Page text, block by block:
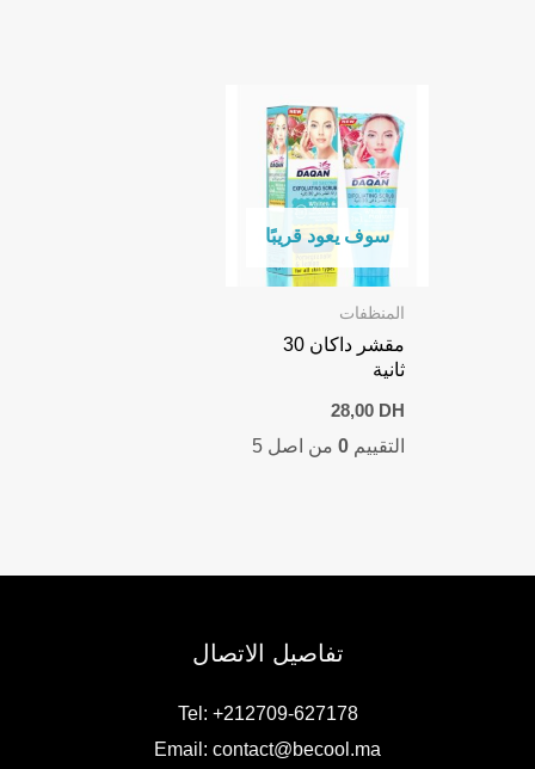
سوف يعود قريبًا
المنظفات
مقشر داكان 30
ثانية
28,00 DH
التقييم 0من اصل 5
تفاصيل الاتصال
Tel: +212709-627178
Email: contact@becool.ma